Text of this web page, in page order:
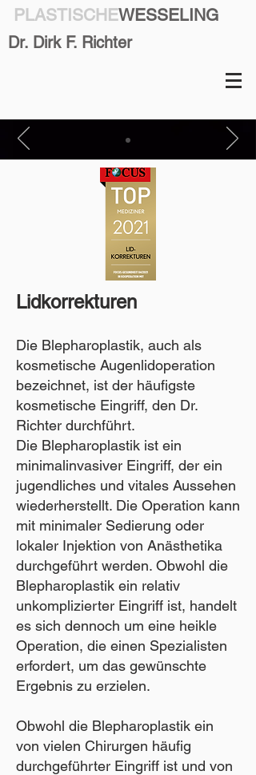
PLASTISCHEWESSELING
Dr. Dirk F. Richter
Lidkorrekturen
Die Blepharoplastik, auch als
kosmetische Augenlidoperation
bezeichnet, ist der häufigste
kosmetische Eingriff, den Dr.
Richter durchführt.
Die Blepharoplastik ist ein
minimalinvasiver Eingriff, der ein
jugendliches und vitales Aussehen
wiederherstellt. Die Operation kann
mit minimaler Sedierung oder
lokaler Injektion von Anästhetika
durchgeführt werden. Obwohl die
Blepharoplastik ein relativ
unkomplizierter Eingriff ist, handelt
es sich dennoch um eine heikle
Operation, die einen Spezialisten
erfordert, um das gewünschte
Ergebnis zu erzielen.
Obwohl die Blepharoplastik ein
von vielen Chirurgen häufig
durchgeführter Eingriff ist und von